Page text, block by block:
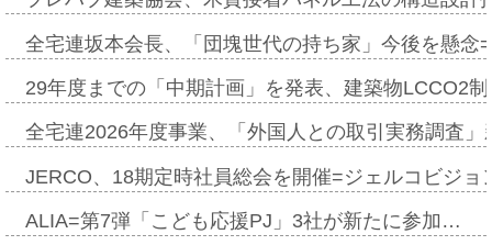
全宅連坂本会長、「団塊世代の持ち家」今後を懸
29年度までの「中期計画」を発表、建築物LCCO2
全宅連2026年度事業、「外国人との取引実務調査
JERCO、18期定時社員総会を開催=ジェルコビジ
ALIA=第7弾「こども応援PJ」3社が新たに参加…